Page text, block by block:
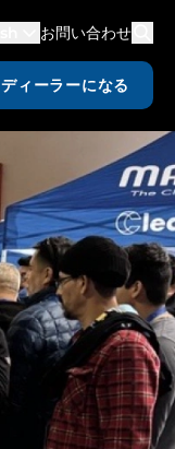
お問い合わせ
ディーラーになる